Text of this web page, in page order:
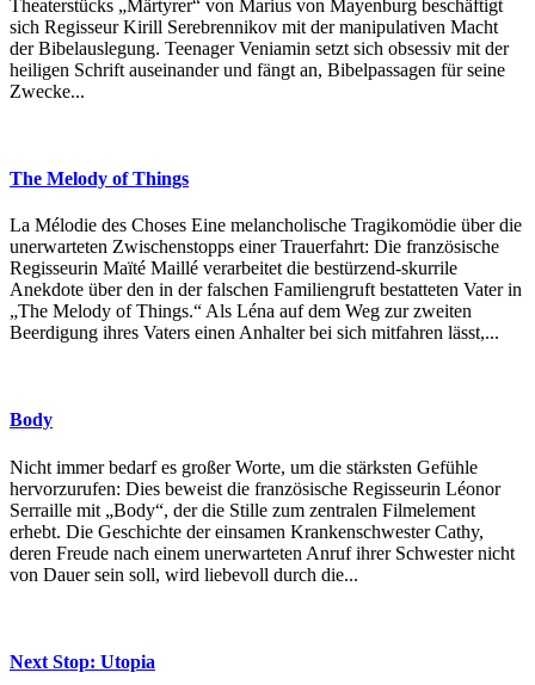
Theaterstücks „Märtyrer“ von Marius von Mayenburg beschäftigt
sich Regisseur Kirill Serebrennikov mit der manipulativen Macht
der Bibelauslegung. Teenager Veniamin setzt sich obsessiv mit der
heiligen Schrift auseinander und fängt an, Bibelpassagen für seine
Zwecke...
The Melody of Things
La Mélodie des Choses Eine melancholische Tragikomödie über die
unerwarteten Zwischenstopps einer Trauerfahrt: Die französische
Regisseurin Maïté Maillé verarbeitet die bestürzend-skurrile
Anekdote über den in der falschen Familiengruft bestatteten Vater in
„The Melody of Things.“ Als Léna auf dem Weg zur zweiten
Beerdigung ihres Vaters einen Anhalter bei sich mitfahren lässt,...
Body
Nicht immer bedarf es großer Worte, um die stärksten Gefühle
hervorzurufen: Dies beweist die französische Regisseurin Léonor
Serraille mit „Body“, der die Stille zum zentralen Filmelement
erhebt. Die Geschichte der einsamen Krankenschwester Cathy,
deren Freude nach einem unerwarteten Anruf ihrer Schwester nicht
von Dauer sein soll, wird liebevoll durch die...
Next Stop: Utopia